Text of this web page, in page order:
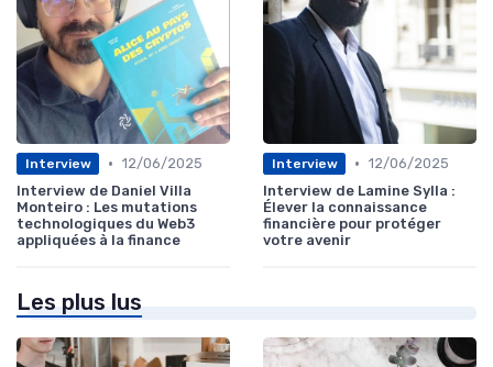
Interview • 12/06/2025
Interview de Daniel Villa
Monteiro : Les mutations
technologiques du Web3
appliquées à la finance
Interview • 12/06/2025
Interview de Lamine Sylla :
Élever la connaissance
financière pour protéger
votre avenir
Les plus lus